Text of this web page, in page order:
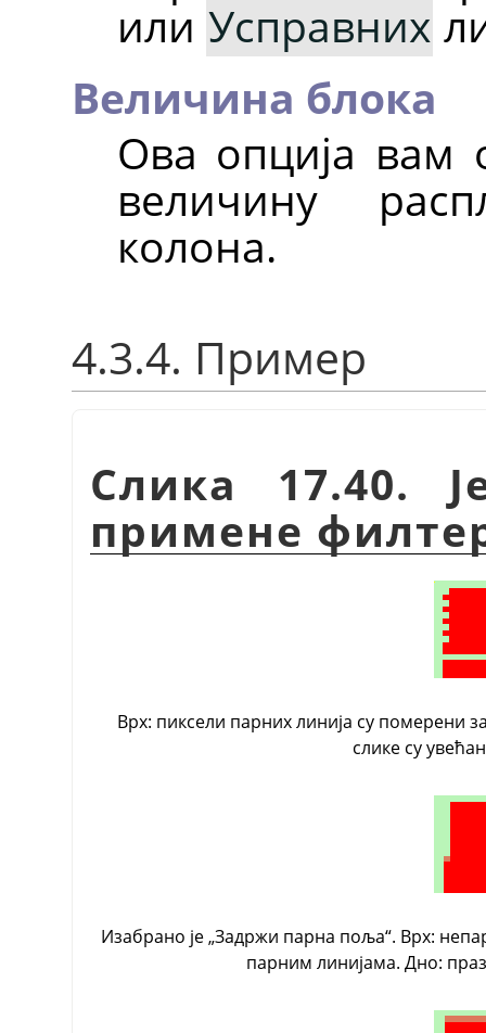
или Усправних
Величина блока
Ова опција вам
величину
колона.
4.3.4. Пример
Слика 17.40.
примене
Врх: пиксели парних линија су померени
слике су
Изабрано је„Задржи парна поља“. Врх:
парним линијама. Дно: